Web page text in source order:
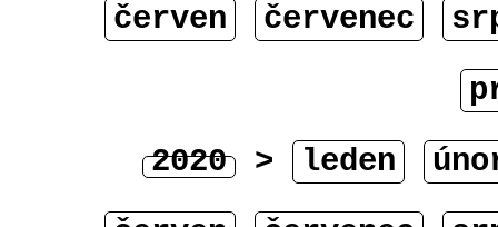
červen
červenec
2020 > leden